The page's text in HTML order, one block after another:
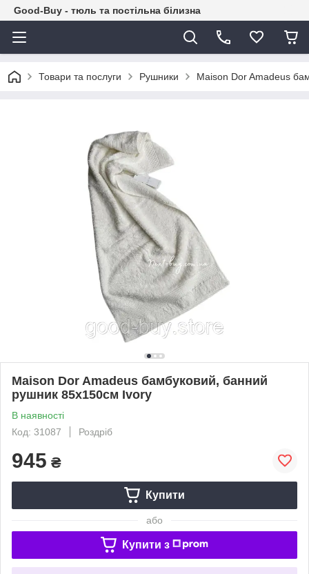
Good-Buy - тюль та постільна білизна
Товари та послуги Рушники Maison Dor Amadeus
Maison Dor Amadeus бамбуковий, банний
рушник 85х150см Ivory
В наявності
Код: 31087
Роздріб
945 ₴
Купити
або
Купити з